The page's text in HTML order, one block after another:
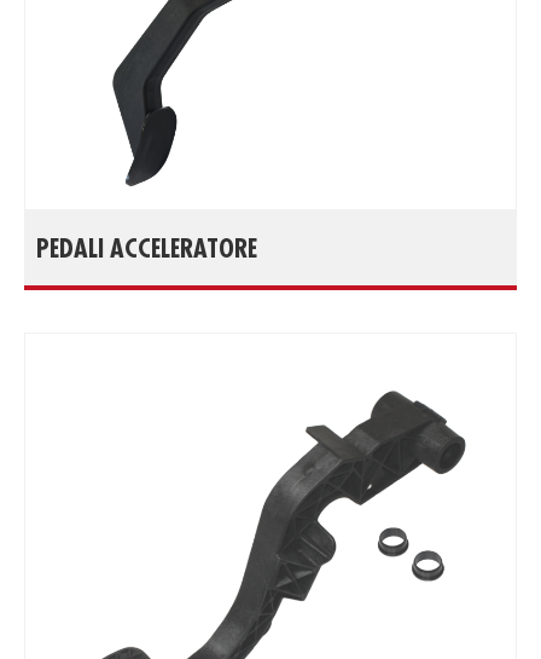
PEDALI ACCELERATORE